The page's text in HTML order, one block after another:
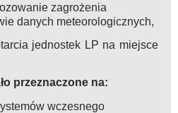
zagrożenia
danych meteorologicznych,
jednostek LP na miejsce
przeznaczone na:
wczesnego